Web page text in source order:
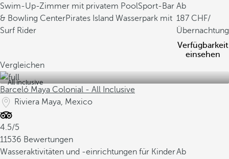
Swim-Up-Zimmer mit privatem PoolSport-Bar
& Bowling CenterPirates Island Wasserpark mit
Surf Rider
Ab
187
/
Übernachtung
Verfügbarkeit
einsehen
Vergleichen
All inclusive
Barceló Maya Colonial - All Inclusive
Riviera Maya, Mexico
4.5/5
11536 Bewertungen
Wasseraktivitäten und -einrichtungen für KinderAb